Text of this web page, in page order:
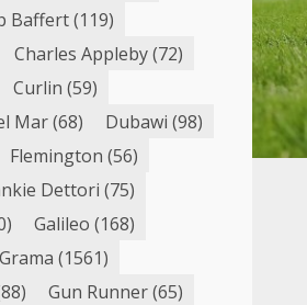
Baffert(119)
Charles Appleby(72)
Curlin (59)
Mar(68) Dubawi (98)
Flemington (56)
Dettori (75)
Galileo (168)
Grama (1561)
Gun Runner(65)